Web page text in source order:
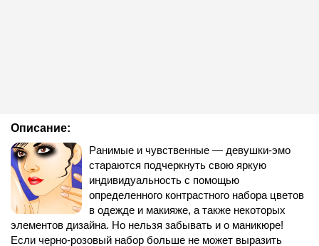
Описание:
Ранимые и чувственные — девушки-эмо
стараются подчеркнуть свою яркую
индивидуальность с помощью
определенного контрастного набора цветов
в одежде и макияже, а также некоторых
элементов дизайна. Но нельзя забывать и о маникюре!
Если черно-розовый набор больше не может выразить